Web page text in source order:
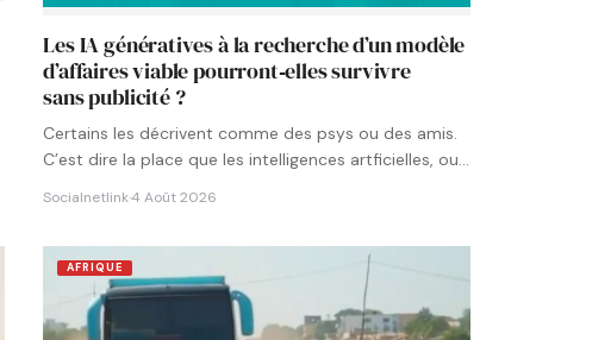
Les IA génératives à la recherche d’un modèle
d’affaires viable pourront‑elles survivre
sans publicité ?
Certains les décrivent comme des psys ou des amis.
C’est dire la place que les intelligences artficielles, ou…
Socialnetlink·4 Août 2026
AFRIQUE